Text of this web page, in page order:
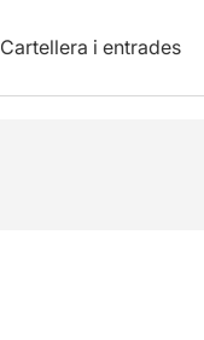
Cartellera i entrades